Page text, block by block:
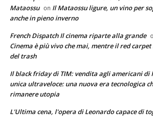
Mataossu on Il Mataossu ligure, un vino per
anche in pieno inverno
French Dispatch Il cinema riparte alla grande
Cinema è più vivo che mai, mentre il red carpet
del trash
Il black friday di TIM: vendita agli americani di
unica ultraveloce: una nuova era tecnologica
rimanere utopia
L'Ultima cena, l'opera di Leonardo capace di